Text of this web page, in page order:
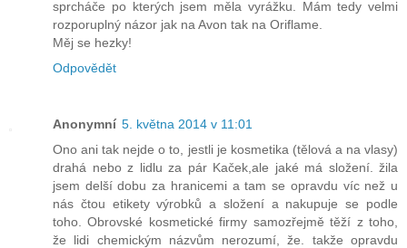
sprcháče po kterých jsem měla vyrážku. Mám tedy velmi
rozporuplný názor jak na Avon tak na Oriflame.
Měj se hezky!
Odpovědět
Anonymní 5. května 2014 v 11:01
Ono ani tak nejde o to, jestli je kosmetika (tělová a na vlasy)
drahá nebo z lidlu za pár Kaček,ale jaké má složení. žila
jsem delší dobu za hranicemi a tam se opravdu víc než u
nás čtou etikety výrobků a složení a nakupuje se podle
toho. Obrovské kosmetické firmy samozřejmě těží z toho,
že lidi chemickým názvům nerozumí, že. takže opravdu